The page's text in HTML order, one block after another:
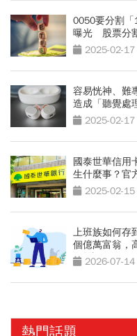
0050要分割「
曝光 股票分
2025-02-17
容易恍神、難
造成「聽覺處
2025-02-17
國泰世華信
生什麼事？官
2025-02-15
上班族如何存
個億萬富翁，
2件事」
2026-07-14
熱門話題